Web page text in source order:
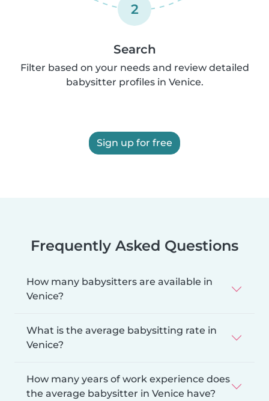
2
Search
Filter based on your needs and review detailed
babysitter profiles in Venice.
Sign up for free
Frequently Asked Questions
How many babysitters are available in
Venice?
What is the average babysitting rate in
Venice?
How many years of work experience does
the average babysitter in Venice have?